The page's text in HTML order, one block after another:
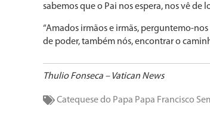
sabemos que o Pai nos espera, nos vê de
“Amados irmãos e irmãs, perguntemo-
de poder, também nós, encontrar o
Thulio Fonseca – Vatican News
Catequese do Papa Papa Francisco